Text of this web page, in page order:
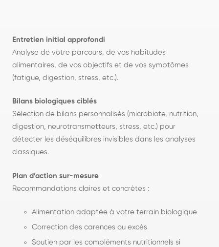
Entretien initial approfondi
Analyse de votre parcours, de vos habitudes
alimentaires, de vos objectifs et de vos symptômes
(fatigue, digestion, stress, etc.).
Bilans biologiques ciblés
Sélection de bilans personnalisés (microbiote, nutrition,
digestion, neurotransmetteurs, stress, etc.) pour
détecter les déséquilibres invisibles dans les analyses
classiques.
Plan d’action sur-mesure
Recommandations claires et concrètes :
Alimentation adaptée à votre terrain biologique
Correction des carences ou excès
Soutien par les compléments nutritionnels si